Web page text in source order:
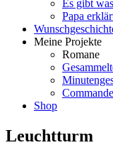
Es gibt
Papa
Meine Projekte
Romane
Shop
Leuchtturm